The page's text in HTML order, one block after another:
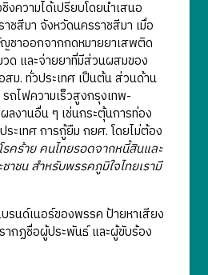
งความได้เปรียบโดยนำเสนอ
สีมา จังหวัดนครราชสีมา เมื่อ
ชาออกจากกดหมายยาเสพติด
ด และจ่ายยาที่มีส่วนผสมของ
ม. ทั่วประเทศ เป็นต้น ส่วนด้าน
ถไฟความเร็วสูงกรุงเทพ-
งานอื่น ๆ เช่นกระตุ้นการท่อง
ะเทศ การกู้ยืม กยศ. โดยไม่ต้อง
รคร้าย คนไทยรอดจากหนี้สินและ
าชน สำหรับพรรคภูมิใจไทยเรามี
นด์เนอร์ของพรรค ป้ายหาเสียง
ากฏชื่อผู้ประพันธ์ และผู้ขับร้อง